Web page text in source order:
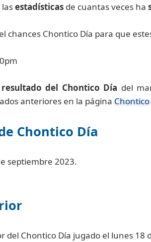
lasestadísticas de cuantas veces ha
chances Chontico Día para que
resultado del Chontico Día del
anteriores en la página Chontico
Chontico Día
septiembre 2023.
del Chontico Día jugado el lunes 18